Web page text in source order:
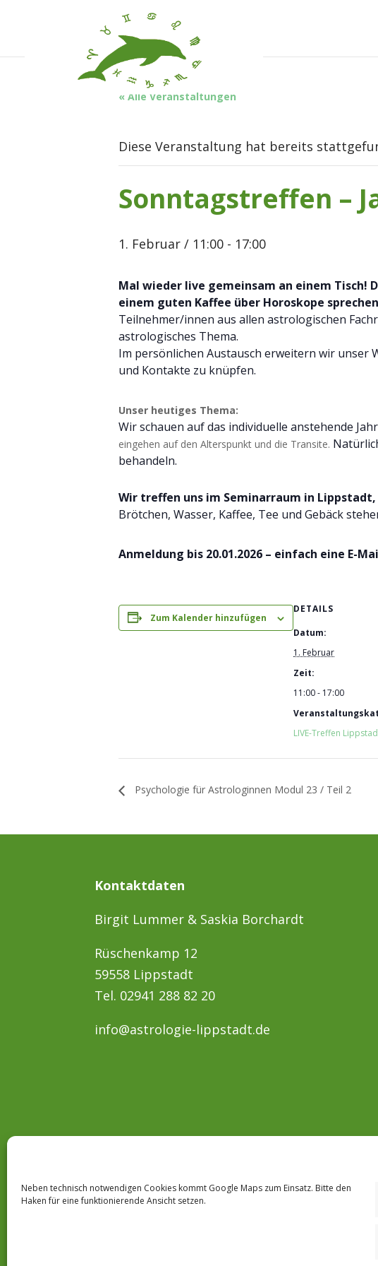
Neben technisch notwendigen Cookies kommt Google Maps zum Einsatz. Bitte den
Haken für eine funktionierende Ansicht setzen.
« Alle Veranstaltungen
Diese Veranstaltung hat bereits
Sonntagstreffen –
1. Februar / 11:00 - 17:00
Mal wieder live gemeinsam an einem
einem guten Kaffee über Horoskope
Teilnehmer/innen aus allen astrologischen
astrologisches Thema.
Im persönlichen Austausch erweitern wir unser
und Kontakte zu knüpfen.
Unser heutiges Thema:
Wir schauen auf das individuelle anstehende
eingehen auf den Alterspunkt und die Transite.
behandeln.
Wir treffen uns im Seminarraum in Lippstadt,
Brötchen, Wasser, Kaffee, Tee und Gebäck
Anmeldung bis 20.01.2026 – einfach eine E-
Zum Kalender hinzufügen
DETAILS
Datum:
1. Februar
Zeit:
11:00 - 17:00
LIVE-Treffen
Psychologie für Astrologinnen Modul 23 / Teil 2
Kontaktdaten
Birgit Lummer & Saskia Borchardt
Rüschenkamp 12
59558 Lippstadt
Tel. 02941 288 82 20
info@astrologie-lippstadt.de